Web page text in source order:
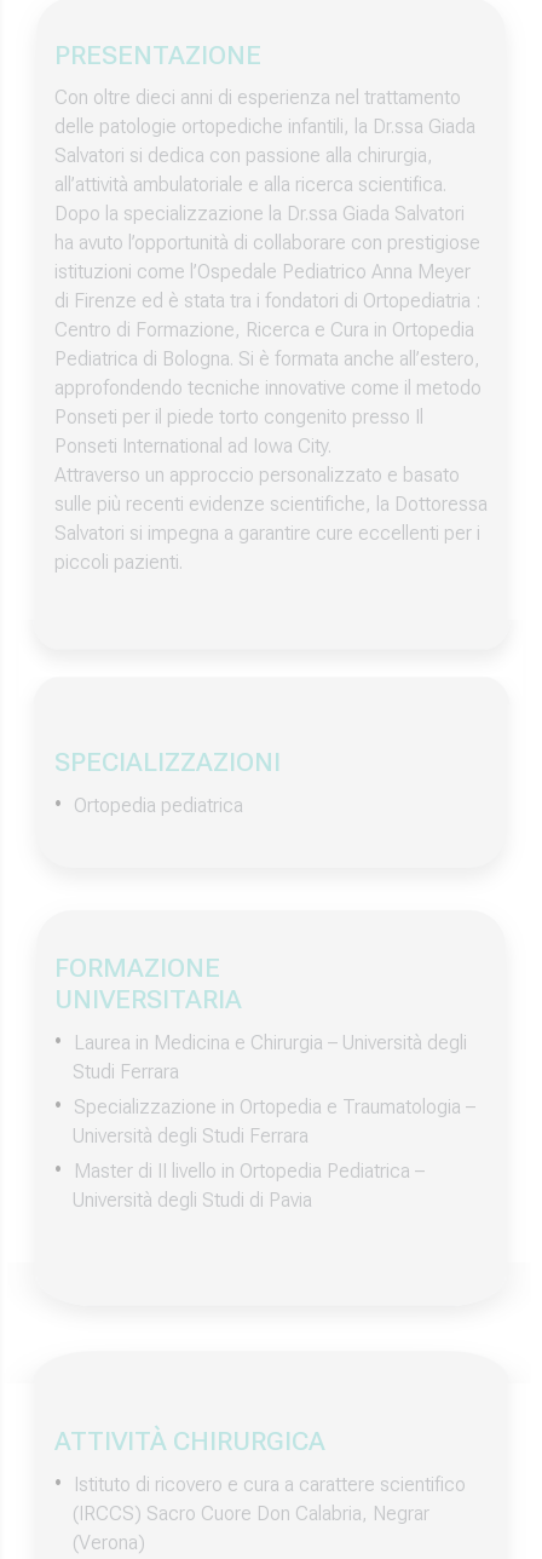
PRESENTAZIONE
Con oltre dieci anni di esperienza nel trattamento
delle patologie ortopediche infantili, la Dr.ssa Giada
Salvatori si dedica con passione alla chirurgia,
all’attività ambulatoriale e alla ricerca scientifica.
Dopo la specializzazione la Dr.ssa Giada Salvatori
ha avuto l’opportunità di collaborare con prestigiose
istituzioni come l’Ospedale Pediatrico Anna Meyer
di Firenze ed è stata tra i fondatori di Ortopediatria :
Centro di Formazione, Ricerca e Cura in Ortopedia
Pediatrica di Bologna. Si è formata anche all’estero,
approfondendo tecniche innovative come il metodo
Ponseti per il piede torto congenito presso Il
Ponseti International ad Iowa City.
Attraverso un approccio personalizzato e basato
sulle più recenti evidenze scientifiche, la Dottoressa
Salvatori si impegna a garantire cure eccellenti per i
piccoli pazienti.
SPECIALIZZAZIONI
Ortopedia pediatrica
FORMAZIONE
UNIVERSITARIA
Laurea in Medicina e Chirurgia – Università degli
Studi Ferrara
Specializzazione in Ortopedia e Traumatologia –
Università degli Studi Ferrara
Master di II livello in Ortopedia Pediatrica –
Università degli Studi di Pavia
ATTIVITÀ CHIRURGICA
Istituto di ricovero e cura a carattere scientifico
(IRCCS) Sacro Cuore Don Calabria, Negrar
(Verona)